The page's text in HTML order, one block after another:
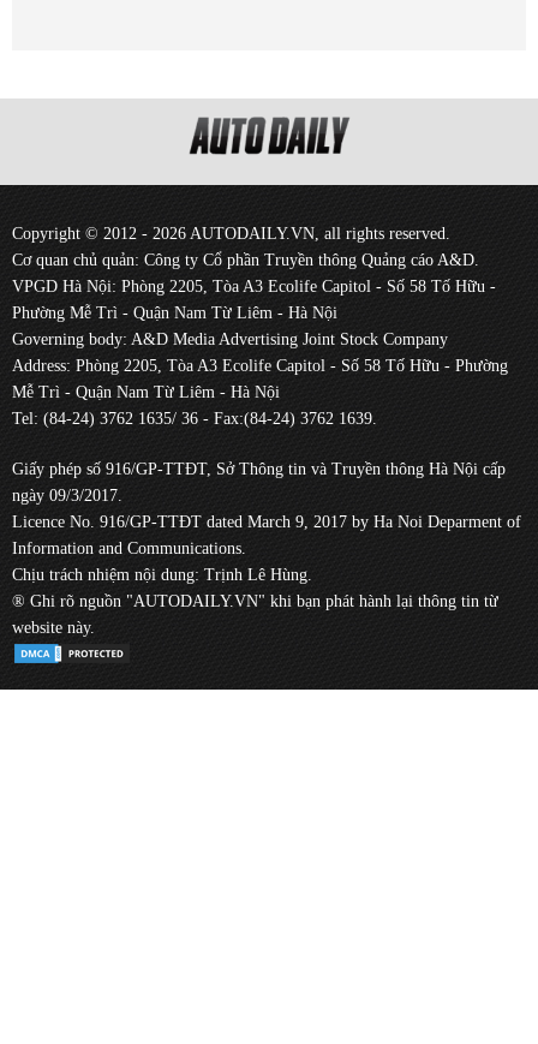
Copyright © 2012 - 2026 AUTODAILY.VN, all rights reserved.
Cơ quan chủ quản: Công ty Cổ phần Truyền thông Quảng cáo A&D.
VPGD Hà Nội: Phòng 2205, Tòa A3 Ecolife Capitol - Số 58 Tố Hữu -
Phường Mễ Trì - Quận Nam Từ Liêm - Hà Nội
Governing body: A&D Media Advertising Joint Stock Company
Address: Phòng 2205, Tòa A3 Ecolife Capitol - Số 58 Tố Hữu - Phường
Mễ Trì - Quận Nam Từ Liêm - Hà Nội
Tel: (84-24) 3762 1635/ 36 - Fax:(84-24) 3762 1639.
Giấy phép số 916/GP-TTĐT, Sở Thông tin và Truyền thông Hà Nội cấp
ngày 09/3/2017.
Licence No. 916/GP-TTĐT dated March 9, 2017 by Ha Noi Deparment of
Information and Communications.
Chịu trách nhiệm nội dung: Trịnh Lê Hùng.
® Ghi rõ nguồn "AUTODAILY.VN" khi bạn phát hành lại thông tin từ
website này.